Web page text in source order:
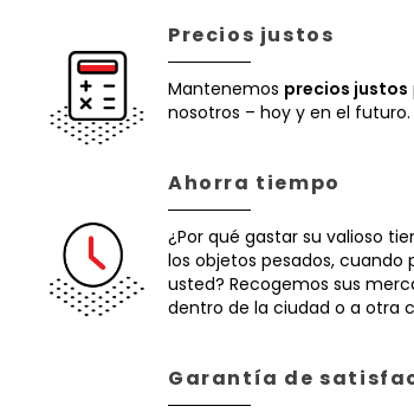
Precios justos
Mantenemos precios justos
nosotros – hoy y en el futuro.
Ahorra tiempo
¿Por qué gastar su valioso
los objetos pesados,
usted? Recogemos sus
dentro de la ciudad o a otra
Garantía de